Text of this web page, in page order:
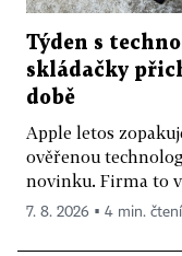
Týden s
skládačky
době
Apple letos
ověřenou
novinku. Firma to
7. 8. 2026 ▪ 4 min. čtení